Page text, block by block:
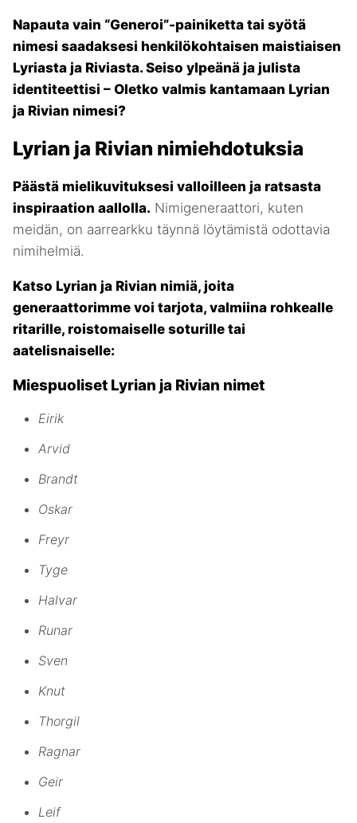
Napauta vain “Generoi”-painiketta tai syötä
nimesi saadaksesi henkilökohtaisen maistiaisen
Lyriasta ja Riviasta. Seiso ylpeänä ja julista
identiteettisi – Oletko valmis kantamaan Lyrian
ja Rivian nimesi?
Lyrian ja Rivian nimiehdotuksia
Päästä mielikuvituksesi valloilleen ja ratsasta
inspiraation aallolla. Nimigeneraattori, kuten
meidän, on aarrearkku täynnä löytämistä odottavia
nimihelmiä.
Katso Lyrian ja Rivian nimiä, joita
generaattorimme voi tarjota, valmiina rohkealle
ritarille, roistomaiselle soturille tai
aatelisnaiselle:
Miespuoliset Lyrian ja Rivian nimet
Eirik
Arvid
Brandt
Oskar
Freyr
Tyge
Halvar
Runar
Sven
Knut
Thorgil
Ragnar
Geir
Leif